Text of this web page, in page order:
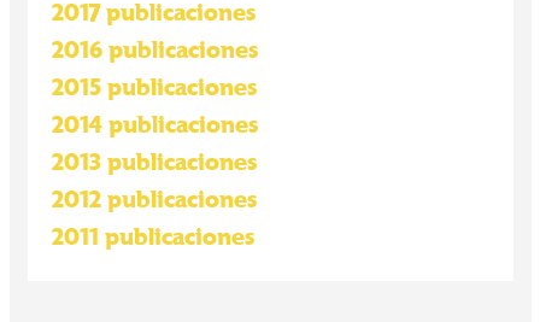
2017 publicaciones
2016 publicaciones
2015 publicaciones
2014 publicaciones
2013 publicaciones
2012 publicaciones
2011 publicaciones